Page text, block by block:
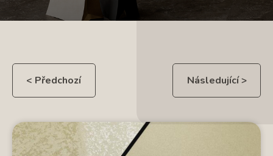
< Předchozí Následující >